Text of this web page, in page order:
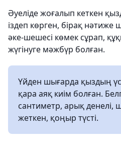
Әуеліде жоғалып кеткен
іздеп көрген, бірақ
әке-шешесі көмек сұрап,
жүгінуге мәжбүр болған.
Үйден шығарда қыздың
қара аяқ киім болған.
сантиметр, арық денелі,
жеткен, қоңыр түсті.